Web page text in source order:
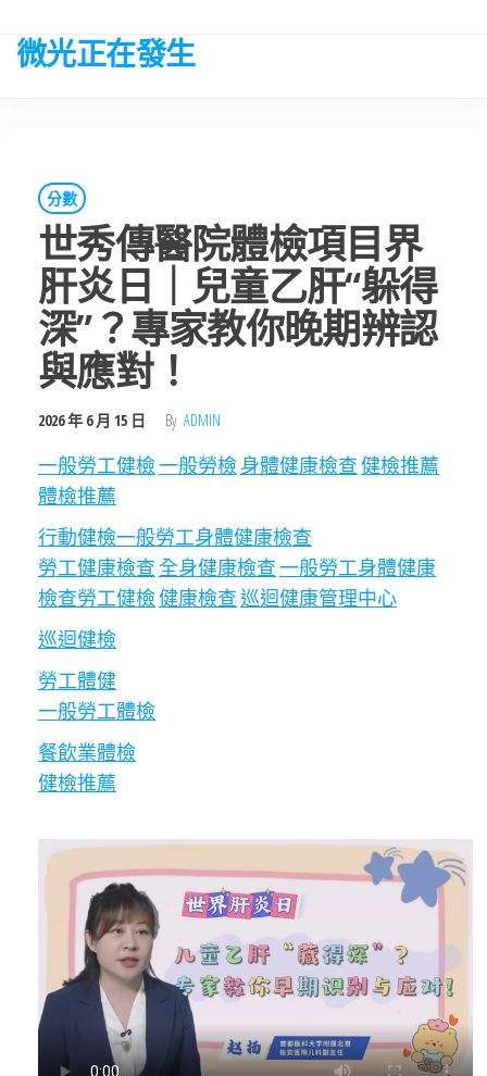
微光正在發生
分數
世秀傳醫院體檢項目界
肝炎日｜兒童乙肝“躲得
深”？專家教你晚期辨認
與應對！
2026 年 6 月 15 日 By ADMIN
一般勞工健檢一般勞檢身體健康檢查健檢推薦
體檢推薦
行動健檢一般勞工身體健康檢查
勞工健康檢查全身健康檢查一般勞工身體健康
檢查勞工健檢健康檢查巡迴健康管理中心
巡迴健檢
勞工體健
一般勞工體檢
餐飲業體檢
健檢推薦